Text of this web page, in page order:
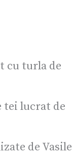
cu turla de
tei lucrat de
de Vasile